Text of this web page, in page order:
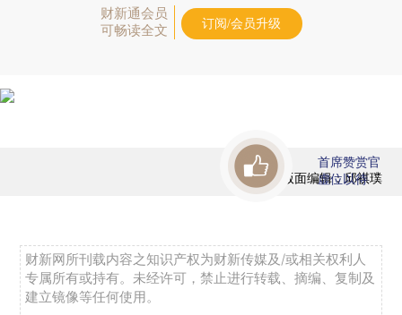
财新通会员
可畅读全文
订阅/会员升级
版面编辑：邱祺璞
首席赞赏官
虚位以待
财新网所刊载内容之知识产权为财新传媒及/或相关权利人
专属所有或持有。未经许可，禁止进行转载、摘编、复制及
建立镜像等任何使用。